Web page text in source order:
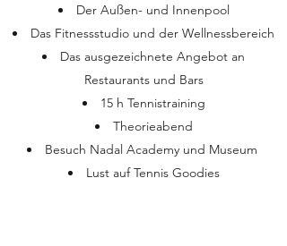
Der Außen- und Innenpool
Das Fitnessstudio und der Wellnessbereich
Das ausgezeichnete Angebot an
Restaurants und Bars
15 h Tennistraining
Theorieabend
Besuch Nadal Academy und Museum
Lust auf Tennis Goodies​